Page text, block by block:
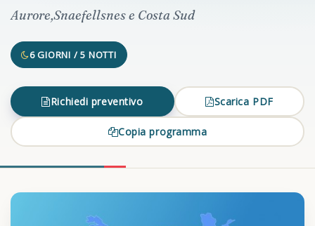
Aurore,Snaefellsnes e Costa Sud
6 GIORNI / 5 NOTTI
Richiedi preventivo Scarica PDF
Copia programma